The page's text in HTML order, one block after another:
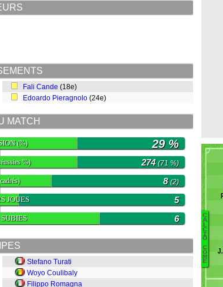
Fali Cande (18e)
Edoardo Pieragnolo (24e)
MATCH
(%) 29 %
%) 274 (71 %)
8(2)
JOUES 5
6
Stefano Turati
Woyo Coulibaly
Filippo Romagna
C
A
L
C
I
O
C
Ô
M
E